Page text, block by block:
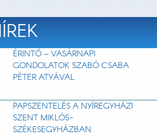
ÉRINTŐ – VASÁRNAPI
GONDOLATOK SZABÓ CSABA
PÉTER ATYÁVAL
PAPSZENTELÉS A NYÍREGYHÁZI
SZENT MIKLÓS-
SZÉKESEGYHÁZBAN